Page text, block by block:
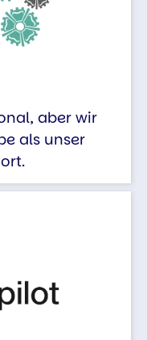
aber wir
als unser